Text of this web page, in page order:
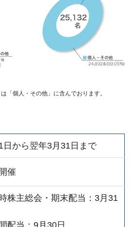
「個人・その他」に含んでおります。
日から翌年3月31日まで
催
時株主総会・期末配当：3月31